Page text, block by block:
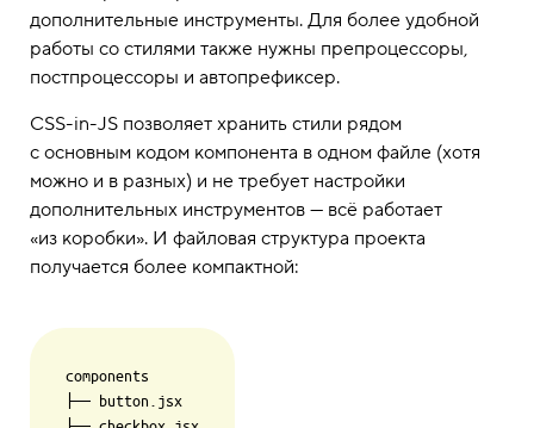
дополнительные инструменты. Для более удобной
работы со стилями также нужны препроцессоры,
постпроцессоры и автопрефиксер.
CSS-in-JS позволяет хранить стили рядом
с основным кодом компонента в одном файле (хотя
можно и в разных) и не требует настройки
дополнительных инструментов — всё работает
«из коробки». И файловая структура проекта
получается более компактной:
components
├── button.jsx